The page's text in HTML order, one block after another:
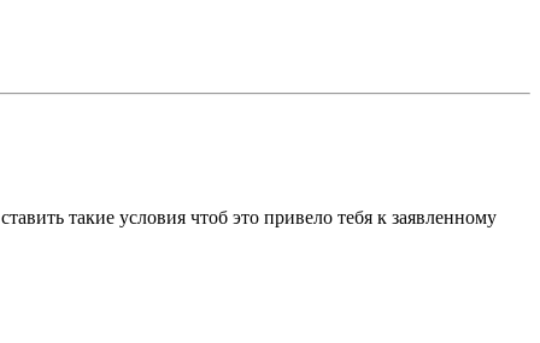
такие условия чтоб это привело тебя к заявленному